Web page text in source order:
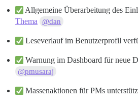
Allgemeine Überarbeitung des
Thema
@dan
Leseverlauf im Benutzerprofil
Warnung im Dashboard für neue
@pmusaraj
Massenaktionen für PMs